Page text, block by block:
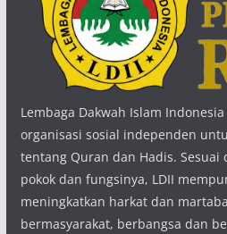
Lembaga Dakwah Islam
organisasi sosial independen
tentang Quran dan Hadis. Sesuai
pokok dan fungsinya, LDII
meningkatkan harkat dan
bermasyarakat, berbangsa dan